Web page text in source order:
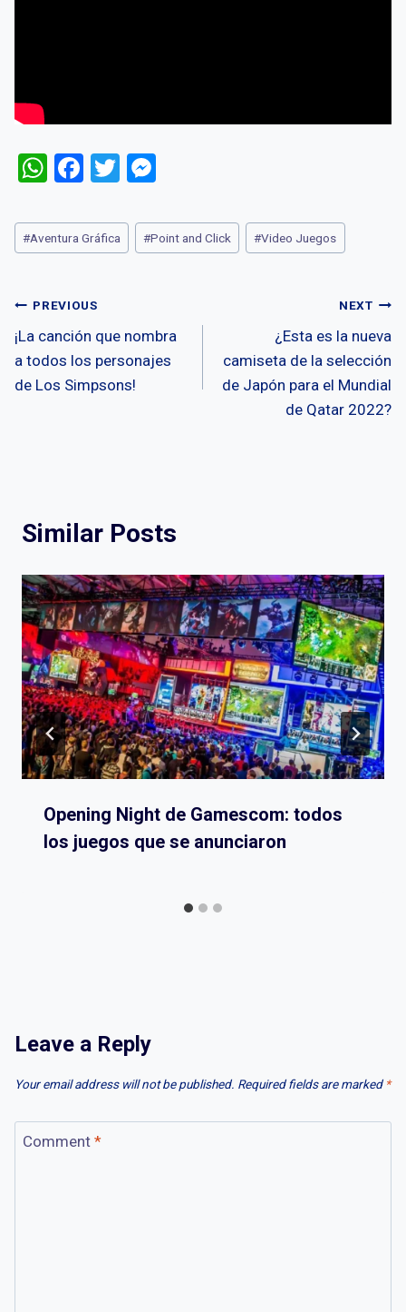
W
at
s
p
p
F
ce
b
o
k
T
tt
er
se
n
Post
Tags:
#Aventura Gráfica #Point and Click #Video Juegos
Post
navigation
PREVIOUS
¡La canción que nombra
a todos los personajes
de Los Simpsons!
NEXT
¿Esta es la nueva
camiseta de la selección
de Japón para el Mundial
de Qatar 2022?
Similar Posts
Opening Night de Gamescom: todos
los juegos que se anunciaron
Leave a Reply
Your email address will not be published. Required fields are marked *
Comment *